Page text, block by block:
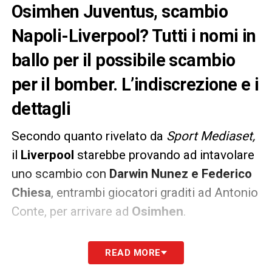
Osimhen Juventus, scambio
Napoli-Liverpool? Tutti i nomi in
ballo per il possibile scambio
per il bomber. L’indiscrezione e i
dettagli
Secondo quanto rivelato da Sport Mediaset,
il Liverpool starebbe provando ad intavolare
uno scambio con Darwin Nunez e Federico
Chiesa, entrambi giocatori graditi ad Antonio
Conte, per arrivare ad Osimhen.
Aurelio De Laurentiis, dal canto suo,
potrebbe essere tentato dalla proposta
READ MORE